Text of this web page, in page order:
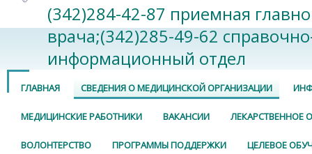
(342)284-42-87 приемная
врача;(342)285-49-62
информационный отдел
ГЛАВНАЯ СВЕДЕНИЯ О МЕДИЦИНСКОЙ ОРГАНИЗАЦИИ
МЕДИЦИНСКИЕ РАБОТНИКИ ВАКАНСИИ ЛЕКАРСТВЕННОЕ
ВОЛОНТЕРСТВО ПРОГРАММЫ ПОДДЕРЖКИ ЦЕЛЕВОЕ